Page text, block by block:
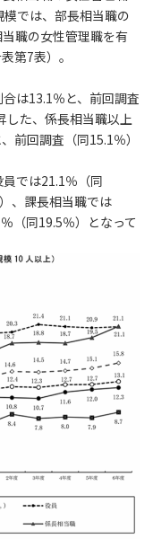
では、部長相当職の
職の女性管理職を有
第7表）。
は13.1％と、前回調査
した、係長相当職以上
前回調査（同15.1％）
では21.1％（同
、課長相当職では
（同19.5％）となって